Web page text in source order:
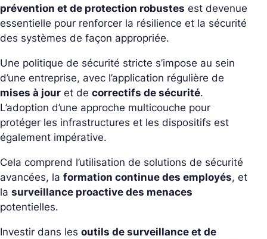
prévention et de protection robustes est devenue
essentielle pour renforcer la résilience et la sécurité
des systèmes de façon appropriée.
Une politique de sécurité stricte s’impose au sein
d’une entreprise, avec l’application régulière de
mises à jour et de correctifs de sécurité.
L’adoption d’une approche multicouche pour
protéger les infrastructures et les dispositifs est
également impérative.
Cela comprend l’utilisation de solutions de sécurité
avancées, la formation continue des employés, et
la surveillance proactive des menaces
potentielles.
Investir dans les outils de surveillance et de